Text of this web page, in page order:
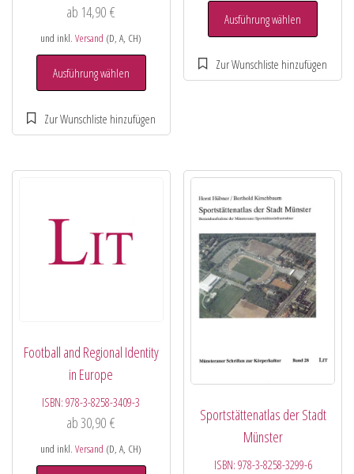
ab 14,90€
und inkl.Versand (D, A, CH)
Ausführung wählen
Ausführung wählen
Football and Regional Identity
in Europe
ISBN:978-3-8258-3409-3
ab30,90€
und inkl.Versand (D, A, CH)
Sportstättenatlas der Stadt
Münster
ISBN: 978-3-8258-3299-6